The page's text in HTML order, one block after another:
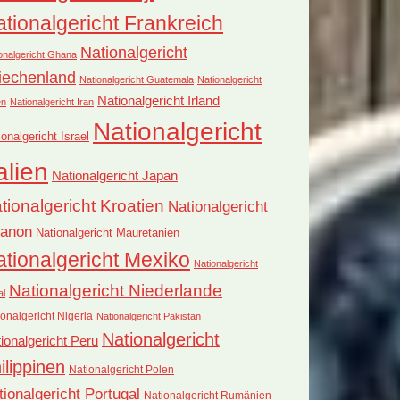
Frankreich
Ghana Nationalgericht
Nationalgericht Guatemala Nationalgericht
Nationalgericht Iran Nationalgericht Irland
Israel Nationalgericht
Nationalgericht Japan
Kroatien Nationalgericht
Nationalgericht Mauretanien
Mexiko Nationalgericht
Nationalgericht Niederlande
Nigeria Nationalgericht Pakistan
Peru Nationalgericht
Nationalgericht Polen
Portugal Nationalgericht Rumänien